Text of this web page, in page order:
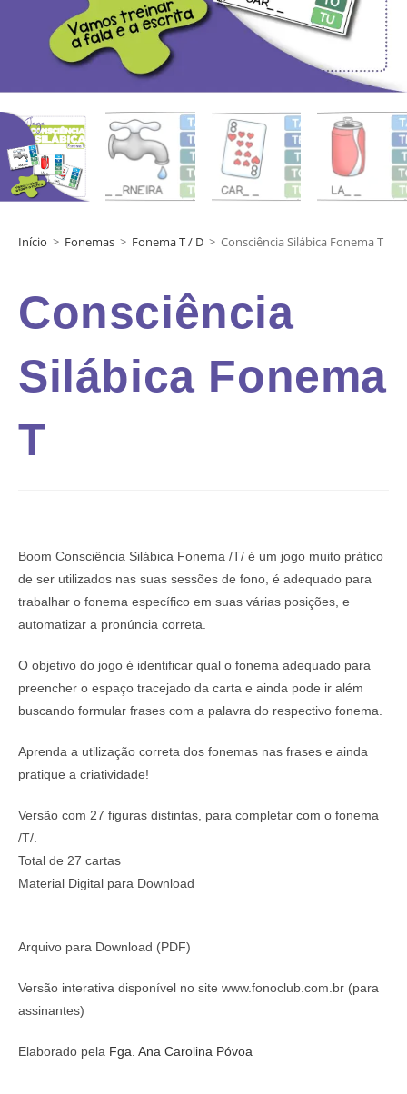
Início > Fonemas > Fonema T / D > Consciência Silábica Fonema T
Consciência
Silábica Fonema
T
Boom Consciência Silábica Fonema /T/ é um jogo muito prático
de ser utilizados nas suas sessões de fono, é adequado para
trabalhar o fonema específico em suas várias posições, e
automatizar a pronúncia correta.
O objetivo do jogo é identificar qual o fonema adequado para
preencher o espaço tracejado da carta e ainda pode ir além
buscando formular frases com a palavra do respectivo fonema.
Aprenda a utilização correta dos fonemas nas frases e ainda
pratique a criatividade!
Versão com 27 figuras distintas, para completar com o fonema
/T/.
Total de 27 cartas
Material Digital para Download
Arquivo para Download (PDF)
Versão interativa disponível no site www.fonoclub.com.br (para
assinantes)
Elaborado pela Fga. Ana Carolina Póvoa